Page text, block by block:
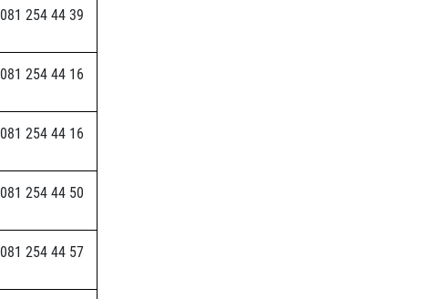
081 254 44 39
081 254 44 16
081 254 44 16
081 254 44 50
081 254 44 57